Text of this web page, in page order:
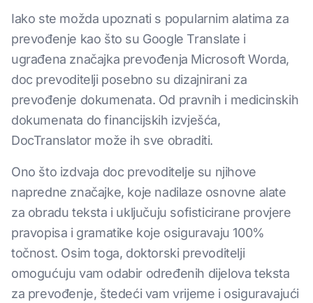
Iako ste možda upoznati s popularnim alatima za
prevođenje kao što su Google Translate i
ugrađena značajka prevođenja Microsoft Worda,
doc prevoditelji posebno su dizajnirani za
prevođenje dokumenata. Od pravnih i medicinskih
dokumenata do financijskih izvješća,
DocTranslator može ih sve obraditi.
Ono što izdvaja doc prevoditelje su njihove
napredne značajke, koje nadilaze osnovne alate
za obradu teksta i uključuju sofisticirane provjere
pravopisa i gramatike koje osiguravaju 100%
točnost. Osim toga, doktorski prevoditelji
omogućuju vam odabir određenih dijelova teksta
za prevođenje, štedeći vam vrijeme i osiguravajući